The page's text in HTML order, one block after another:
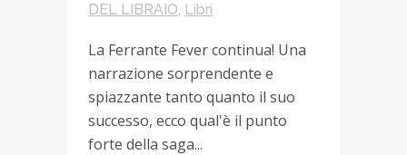
DEL LIBRAIO, Libri
La Ferrante Fever continua! Una
narrazione sorprendente e
spiazzante tanto quanto il suo
successo, ecco qual'è il punto
forte della saga...